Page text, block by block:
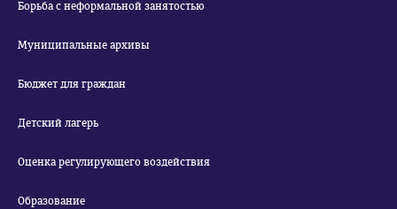
Борьба с неформальной занятостью
Муниципальные архивы
Бюджет для граждан
Детский лагерь
Оценка регулирующего воздействия
Образование